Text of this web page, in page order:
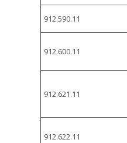
912.590.11
912.600.11
912.621.11
912.622.11